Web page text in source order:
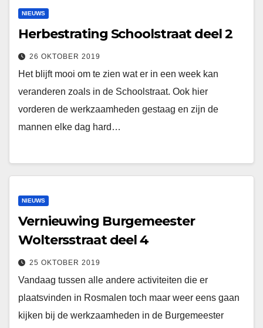
NIEUWS
Herbestrating Schoolstraat deel 2
26 OKTOBER 2019
Het blijft mooi om te zien wat er in een week kan
veranderen zoals in de Schoolstraat. Ook hier
vorderen de werkzaamheden gestaag en zijn de
mannen elke dag hard…
NIEUWS
Vernieuwing Burgemeester
Woltersstraat deel 4
25 OKTOBER 2019
Vandaag tussen alle andere activiteiten die er
plaatsvinden in Rosmalen toch maar weer eens gaan
kijken bij de werkzaamheden in de Burgemeester